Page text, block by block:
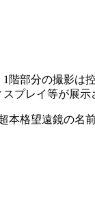
階部分の撮影は
プレイ等が展示
格望遠鏡の名